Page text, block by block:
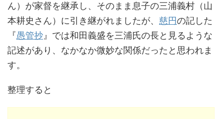
ん）が家督を継承し、そのまま息子の三浦義村（山
本耕史さん）に引き継がれましたが、 慈円の記した
『愚管抄』では和田義盛を三浦氏の長と見るような
記述があり、なかなか微妙な関係だったと思われま
す。
整理すると